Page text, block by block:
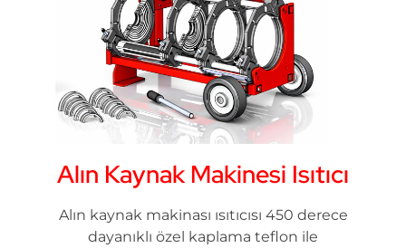
Alın Kaynak Makinesi Isıtıcı
Alın kaynak makinası ısıtıcısı 450 derece
dayanıklı özel kaplama teflon ile